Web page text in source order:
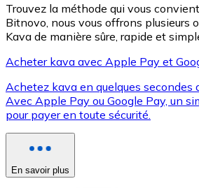
XRP
XRP
Voir toutes
Trouvez la méthode qui vous
Bitnovo, nous vous offrons plusieurs
Kava de manière sûre, rapide et
Acheter kava avec Apple Pay et
Achetez kava en quelques secondes
Avec Apple Pay ou Google Pay, un
pour payer en toute sécurité.
En savoir plus